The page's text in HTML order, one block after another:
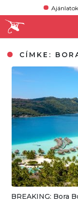
Ajánlatok
CÍMKE:
BREAKING: Bora